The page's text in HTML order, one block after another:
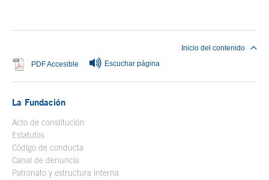
PDF Accesible Se abre en ventana nueva
Escuchar página
Inicio del contenido
La Fundación
Acto de constitución
Estatutos
Código de conducta
Canal de denuncia
Patronato y estructura interna